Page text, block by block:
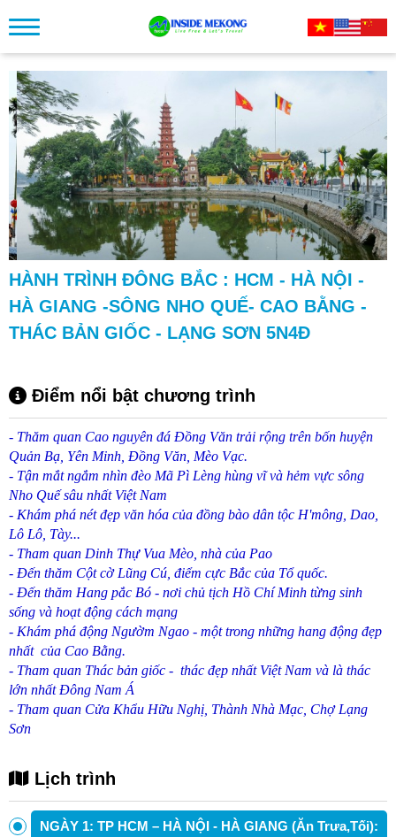
HÀNH TRÌNH ĐÔNG BẮC : HCM - HÀ NỘI -
HÀ GIANG -SÔNG NHO QUẾ- CAO BẰNG -
THÁC BẢN GIỐC - LẠNG SƠN 5N4Đ
Điểm nổi bật chương trình
- Thăm quan Cao nguyên đá Đồng Văn trải rộng trên bốn huyện
Quản Bạ, Yên Minh, Đồng Văn, Mèo Vạc.
- Tận mắt ngắm nhìn đèo Mã Pì Lèng hùng vĩ và hẻm vực sông
Nho Quế sâu nhất Việt Nam
- Khám phá nét đẹp văn hóa của đồng bào dân tộc H'mông, Dao,
Lô Lô, Tày...
- Tham quan Dinh Thự Vua Mèo, nhà của Pao
- Đến thăm Cột cờ Lũng Cú, điểm cực Bắc của Tổ quốc.
- Đến thăm Hang pắc Bó - nơi chủ tịch Hồ Chí Minh từng sinh
sống và hoạt động cách mạng
- Khám phá động Ngườm Ngao - một trong những hang động đẹp
nhất của Cao Bằng.
- Tham quan Thác bản giốc - thác đẹp nhất Việt Nam và là thác
lớn nhất Đông Nam Á
- Tham quan Cửa Khẩu Hữu Nghị, Thành Nhà Mạc, Chợ Lạng
Sơn
Lịch trình
NGÀY 1: TP HCM – HÀ NỘI - HÀ GIANG (Ăn Trưa,Tối):